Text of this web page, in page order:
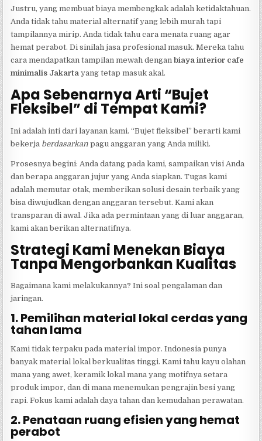
Justru, yang membuat biaya membengkak adalah ketidaktahuan.
Anda tidak tahu material alternatif yang lebih murah tapi
tampilannya mirip. Anda tidak tahu cara menata ruang agar
hemat perabot. Di sinilah jasa profesional masuk. Mereka tahu
cara mendapatkan tampilan mewah denganbiaya interior cafe
minimalis Jakarta yang tetap masuk akal.
Apa Sebenarnya Arti “Bujet
Fleksibel” di Tempat Kami?
Ini adalah inti dari layanan kami. “Bujet fleksibel” berarti kami
bekerja berdasarkan pagu anggaran yang Anda miliki.
Prosesnya begini: Anda datang pada kami, sampaikan visi Anda
dan berapa anggaran jujur yang Anda siapkan. Tugas kami
adalah memutar otak, memberikan solusi desain terbaik yang
bisa diwujudkan dengan anggaran tersebut. Kami akan
transparan di awal. Jika ada permintaan yang di luar anggaran,
kami akan berikan alternatifnya.
Strategi Kami Menekan Biaya
Tanpa Mengorbankan Kualitas
Bagaimana kami melakukannya? Ini soal pengalaman dan
jaringan.
1. Pemilihan material lokal cerdas yang
tahan lama
Kami tidak terpaku pada material impor. Indonesia punya
banyak material lokal berkualitas tinggi. Kami tahu kayu olahan
mana yang awet, keramik lokal mana yang motifnya setara
produk impor, dan di mana menemukan pengrajin besi yang
rapi. Fokus kami adalah daya tahan dan kemudahan perawatan.
2. Penataan ruang efisien yang hemat
perabot